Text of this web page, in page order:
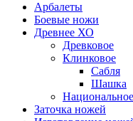
Арбалеты
Боевые ножи
Древнее ХО
Древковое
Клинковое
Сабля
Шашка
Национальное
Заточка ножей